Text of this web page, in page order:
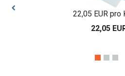
22,05 EUR pro
22,05 EUR